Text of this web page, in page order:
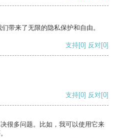
带来了无限的隐私保护和自由。
支持[0] 反对[0]
支持[0] 反对[0]
很多问题。比如，我可以使用它来